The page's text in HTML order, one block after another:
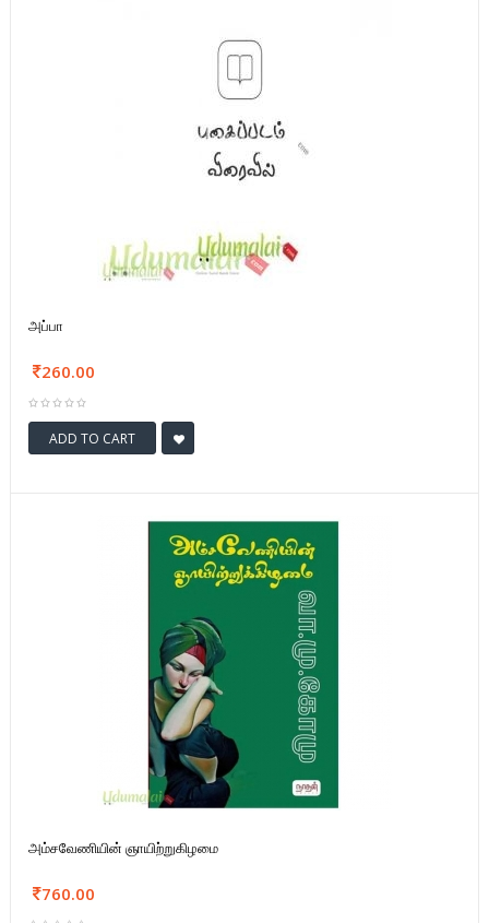
அப்பா
260.00
ADD TO CART
அம்சவேணியின் ஞாயிற்றுகிழமை
760.00